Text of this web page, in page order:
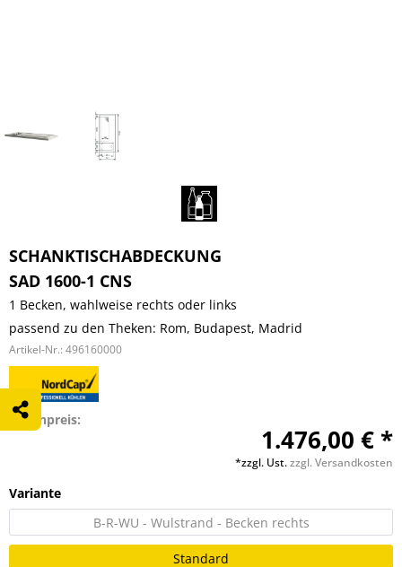
SCHANKTISCHABDECKUNG
SAD 1600-1 CNS
1 Becken, wahlweise rechts oder links
passend zu den Theken: Rom, Budapest, Madrid
Artikel-Nr.: 496160000
Listenpreis:
1.476,00 € *
*zzgl. Ust.zzgl. Versandkosten
Variante
B-R-WU - Wulstrand - Becken rechts
Standard